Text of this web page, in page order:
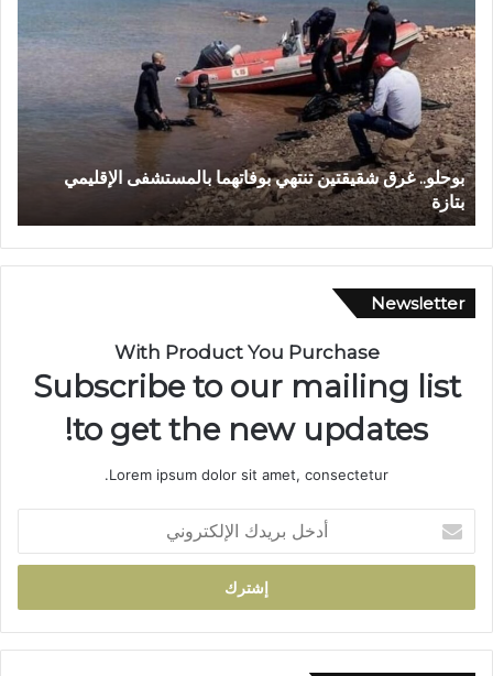
الإقليمي
ا
د
ي
ا
ج
ع
و
ن
ة
ب
ت
ا
ش
ر
م
ئ
ي
وادي اجعونة بتازة… شريان مائي يتحول إلى
حلم متنزه بيئي
Newsletter
With Product You Purchase
Subscribe to our mailing list
to get the new updates!
Lorem ipsum dolor sit amet, consectetur.
خ
ب
ر